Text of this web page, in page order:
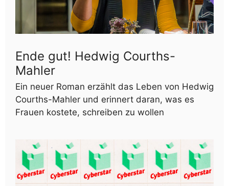
Ende gut! Hedwig Courths-
Mahler
Ein neuer Roman erzählt das Leben von Hedwig
Courths-Mahler und erinnert daran, was es
Frauen kostete, schreiben zu wollen